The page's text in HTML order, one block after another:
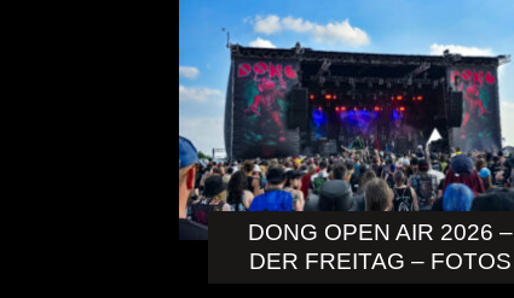
DONG OPEN AIR 2026 –
DER FREITAG – FOTOS